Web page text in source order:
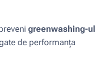
greenwashing-ul
de performanța